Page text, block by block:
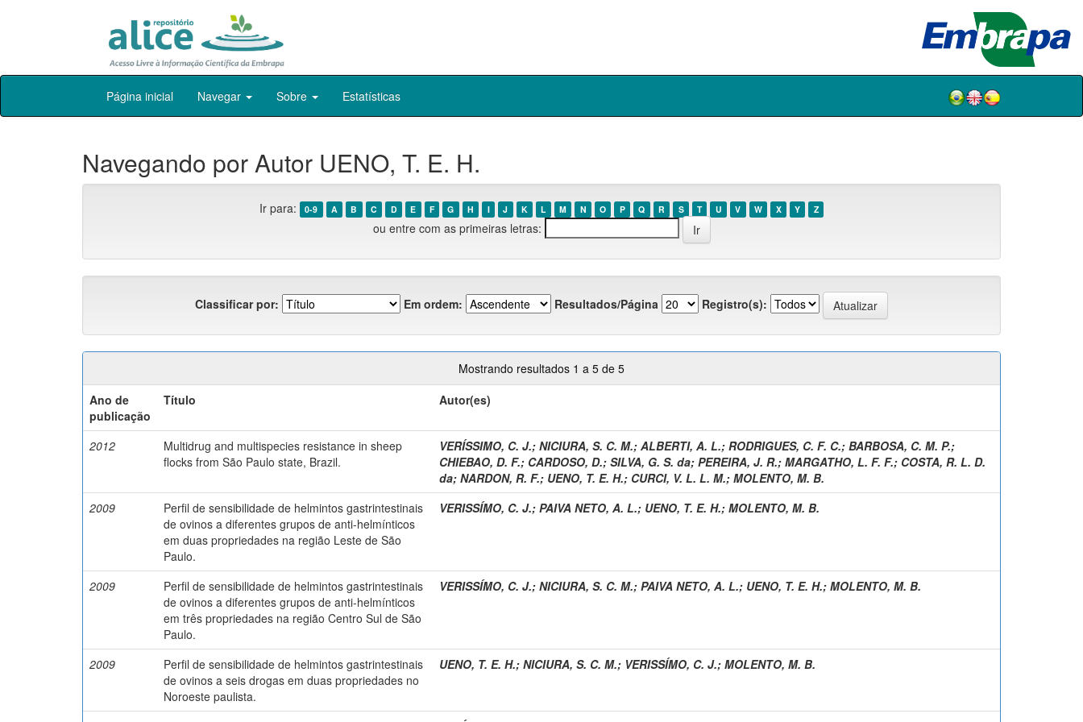
Skip
Página inicial Navegar Sobre Estatísticas
Navegando por Autor UENO, T. E. H.
Ir para: 0-9 A B C D E F G H I J K L M N O P Q R S T U V W X Y Z
ou entre com as primeiras letras:
Classificar por: Em ordem: Resultados/Página Registro(s):
Mostrando resultados 1 a 5 de 5
Ano de
publicação
Título Autor(es)
2012
Multidrug and multispecies resistance in sheep
flocks from São Paulo state, Brazil.
VERÍSSIMO, C. J.; NICIURA, S. C. M.; ALBERTI, A. L.; RODRIGUES, C. F. C.; BARBOSA, C. M. P.;
CHIEBAO, D. F.; CARDOSO, D.; SILVA, G. S. da; PEREIRA, J. R.; MARGATHO, L. F. F.; COSTA, R. L. D.
da; NARDON, R. F.; UENO, T. E. H.; CURCI, V. L. L. M.; MOLENTO, M. B.
2009
Perfil de sensibilidade de helmintos gastrintestinais
de ovinos a diferentes grupos de anti-helmínticos
em duas propriedades na região Leste de São
Paulo.
VERISSÍMO, C. J.; PAIVA NETO, A. L.; UENO, T. E. H.; MOLENTO, M. B.
2009
Perfil de sensibilidade de helmintos gastrintestinais
de ovinos a diferentes grupos de anti-helmínticos
em três propriedades na região Centro Sul de São
Paulo.
VERISSÍMO, C. J.; NICIURA, S. C. M.; PAIVA NETO, A. L.; UENO, T. E. H.; MOLENTO, M. B.
2009
Perfil de sensibilidade de helmintos gastrintestinais
de ovinos a seis drogas em duas propriedades no
Noroeste paulista.
UENO, T. E. H.; NICIURA, S. C. M.; VERISSÍMO, C. J.; MOLENTO, M. B.